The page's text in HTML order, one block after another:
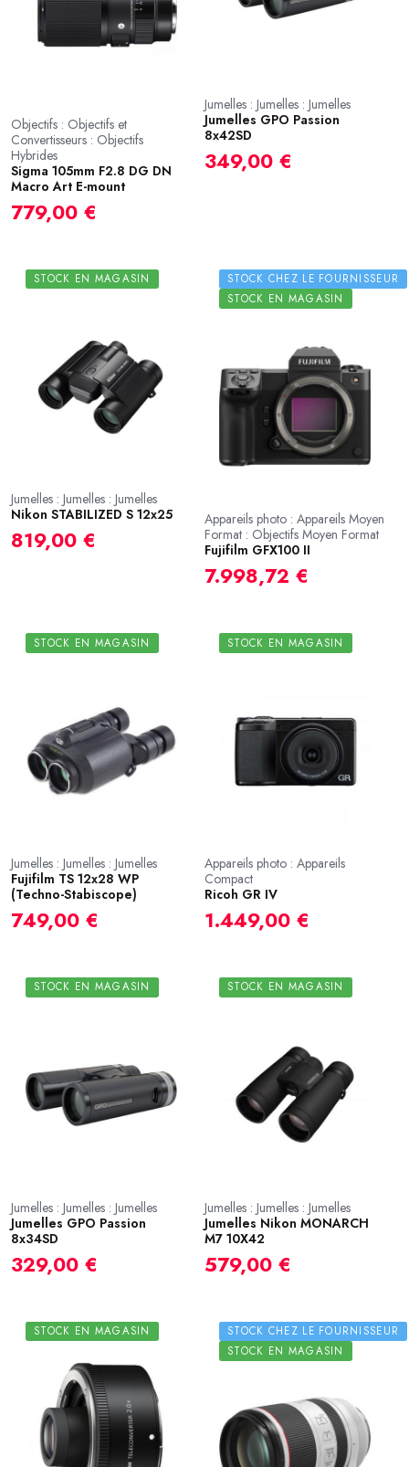
Objectifs : Objectifs et
Convertisseurs : Objectifs
Hybrides
Sigma 105mm F2.8 DG DN
Macro Art E-mount
779,00 €
Jumelles : Jumelles : Jumelles
Jumelles GPO Passion
8x42SD
349,00 €
STOCK EN MAGASIN
Jumelles : Jumelles : Jumelles
Nikon STABILIZED S 12x25
819,00 €
STOCK CHEZ LE FOURNISSEUR
STOCK EN MAGASIN
Appareils photo : Appareils Moyen
Format : Objectifs Moyen Format
Fujifilm GFX100 II
7.998,72 €
STOCK EN MAGASIN
Jumelles : Jumelles : Jumelles
Fujifilm TS 12x28 WP
(Techno-Stabiscope)
749,00 €
STOCK EN MAGASIN
Appareils photo : Appareils
Compact
Ricoh GR IV
1.449,00 €
STOCK EN MAGASIN
Jumelles : Jumelles : Jumelles
Jumelles GPO Passion
8x34SD
329,00 €
STOCK EN MAGASIN
Jumelles : Jumelles : Jumelles
Jumelles Nikon MONARCH
M7 10X42
579,00 €
STOCK EN MAGASIN
STOCK CHEZ LE FOURNISSEUR
STOCK EN MAGASIN